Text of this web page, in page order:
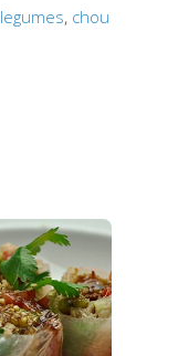
legumes, chou